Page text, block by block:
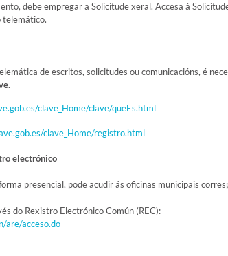
debe empregar a Solicitude xeral. Accesa á
telemático.
de escritos, solicitudes ou comunicacións, é
.
clave_Home/clave/queEs.html
clave_Home/registro.html
electrónico
presencial, pode acudir ás oficinas municipais
do Rexistro Electrónico Común (REC):
are/acceso.do